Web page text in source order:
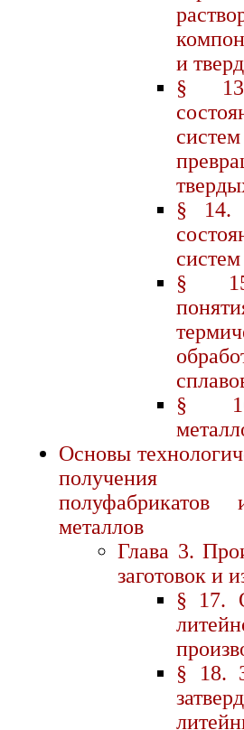
и
§
§ 14.
систем
§
§
Основы
получения
металлов
Глава 3.
заготовок и
§ 17.
§ 18.